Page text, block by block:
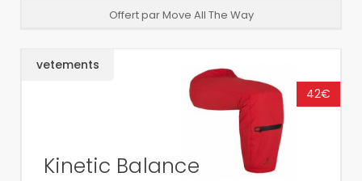
Offert par Move All The Way
vetements
42€
Kinetic Balance